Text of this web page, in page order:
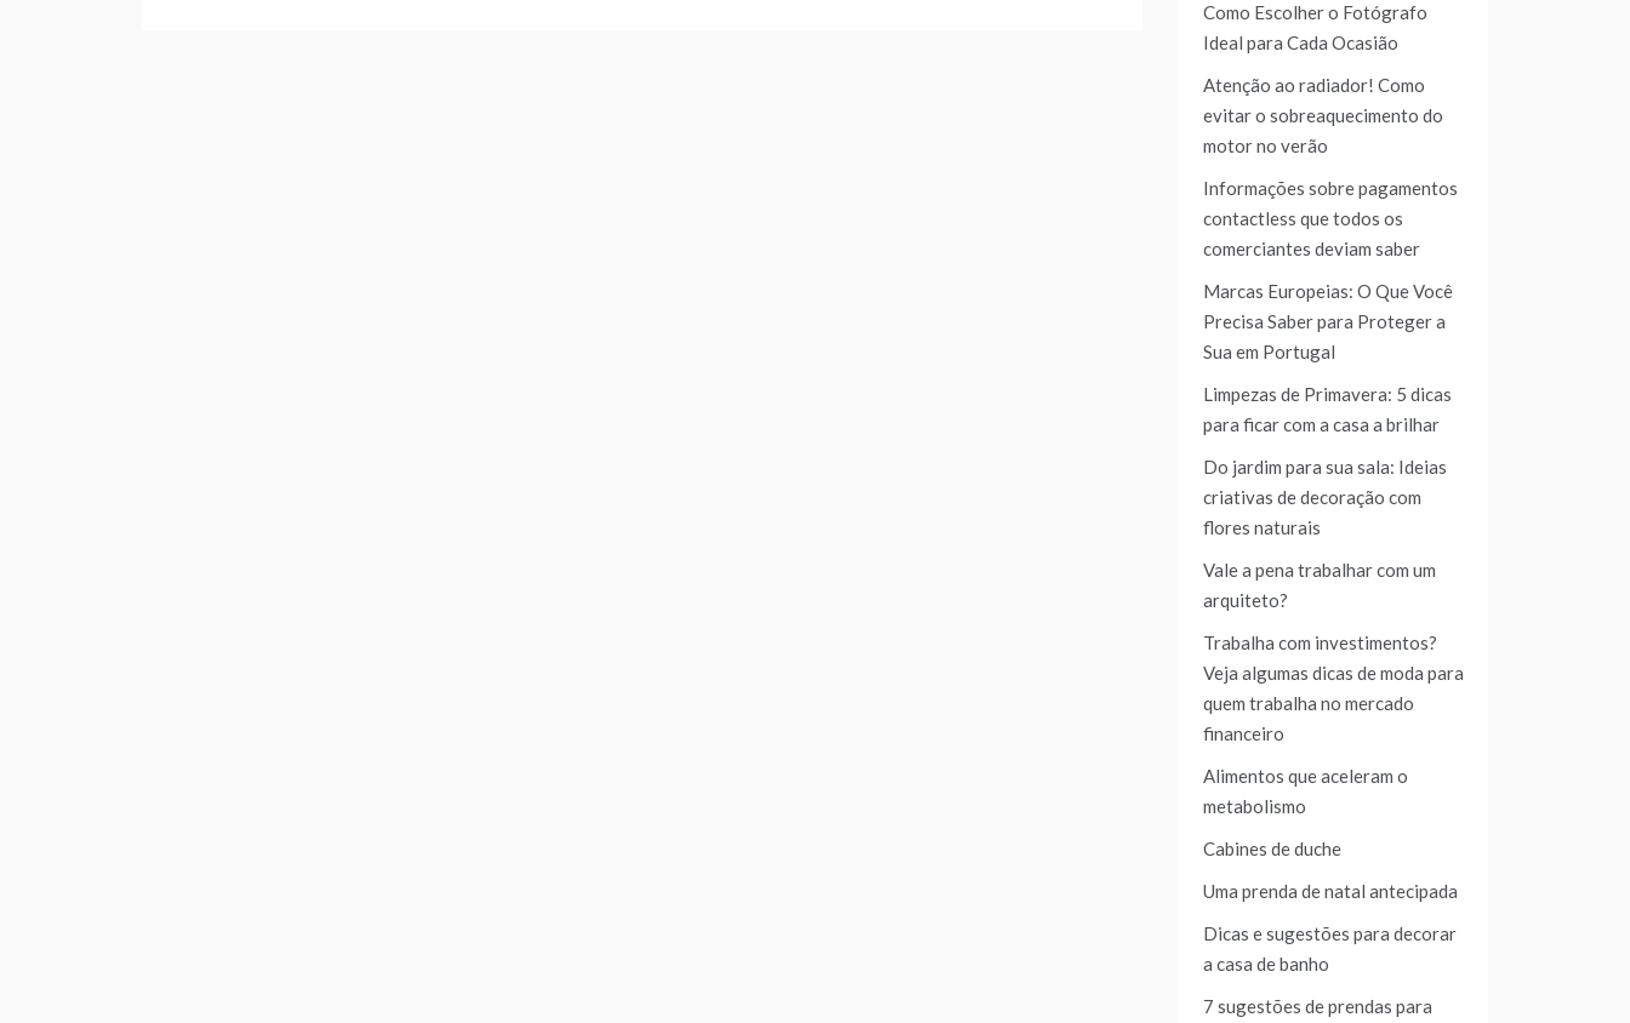
Como Escolher o Fotógrafo
Ideal para Cada Ocasião
Atenção ao radiador! Como
evitar o sobreaquecimento do
motor no verão
Informações sobre pagamentos
contactless que todos os
comerciantes deviam saber
Marcas Europeias: O Que Você
Precisa Saber para Proteger a
Sua em Portugal
Limpezas de Primavera: 5 dicas
para ficar com a casa a brilhar
Do jardim para sua sala: Ideias
criativas de decoração com
flores naturais
Vale a pena trabalhar com um
arquiteto?
Trabalha com investimentos?
Veja algumas dicas de moda para
quem trabalha no mercado
financeiro
Alimentos que aceleram o
metabolismo
Cabines de duche
Uma prenda de natal antecipada
Dicas e sugestões para decorar
a casa de banho
7 sugestões de prendas para